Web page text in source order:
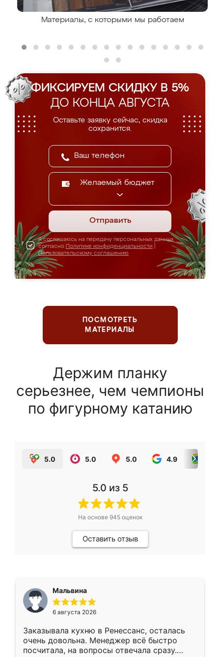
Материалы, с которыми мы работаем
ФИКСИРУЕМ СКИДКУ В 5%
ДО КОНЦА АВГУСТА
Оставьте заявку сейчас, скидка
сохранится.
Желаемый бюджет
Отправить
Я соглашаюсь на передачу персональных данных
согласно Политике конфиденциальности
Пользовательскому соглашению
ПОСМОТРЕТЬ
МАТЕРИАЛЫ
Держим планку
серьезнее, чем чемпионы
по фигурному катанию
5.0 5.0 5.0 4.9
5.0 из 5
На основе 945оценок
Оставить отзыв
Мальвина
6 августа 2026
Заказывала кухню в Ренессанс, осталась
очень довольна. Менеджер всё быстро
посчитала, на вопросы отвечала сразу.